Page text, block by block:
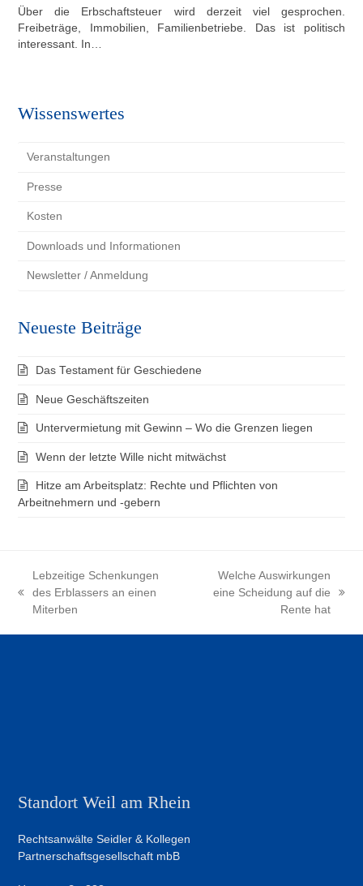
Über die Erbschaftsteuer wird derzeit viel gesprochen.
Freibeträge, Immobilien, Familienbetriebe. Das ist politisch
interessant. In…
Wissenswertes
Veranstaltungen
Presse
Kosten
Downloads und Informationen
Newsletter / Anmeldung
Neueste Beiträge
Das Testament für Geschiedene
Neue Geschäftszeiten
Untervermietung mit Gewinn – Wo die Grenzen liegen
Wenn der letzte Wille nicht mitwächst
Hitze am Arbeitsplatz: Rechte und Pflichten von
Arbeitnehmern und -gebern
Lebzeitige Schenkungen
des Erblassers an einen
Miterben
Welche Auswirkungen
eine Scheidung auf die
Rente hat
Standort Weil am Rhein
Rechtsanwälte Seidler & Kollegen
Partnerschaftsgesellschaft mbB